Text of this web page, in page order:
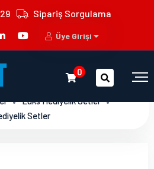
Sipariş Sorgulama
Üye Girişi
0
Lüks Hediyelik Setler
Setler